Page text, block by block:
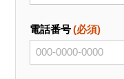
電話番号 (必須)